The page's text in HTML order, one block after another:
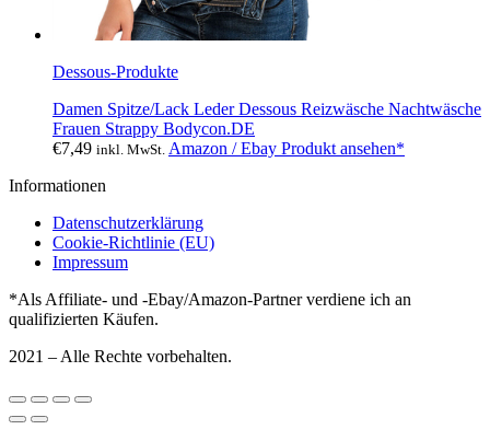
Dessous-Produkte
Damen Spitze/Lack Leder Dessous Reizwäsche Nachtwäsche
Frauen Strappy Bodycon.DE
€7,49 inkl. MwSt. Amazon / Ebay Produkt ansehen*
Informationen
Datenschutzerklärung
Cookie-Richtlinie (EU)
Impressum
*Als Affiliate- und -Ebay/Amazon-Partner verdiene ich an
qualifizierten Käufen.
2021 – Alle Rechte vorbehalten.